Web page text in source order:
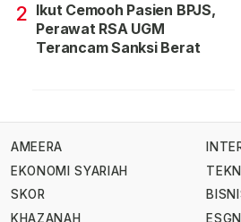
2 Ikut Cemooh Pasien BPJS,
Perawat RSA UGM
Terancam Sanksi Berat
AMEERA
EKONOMI SYARIAH
SKOR
KHAZANAH